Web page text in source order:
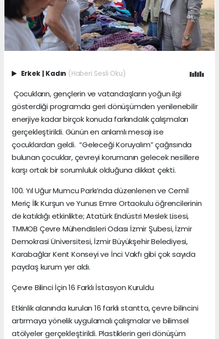
Erkek | Kadın (Haberi Sesli Oku)
Çocukların, gençlerin ve vatandaşların yoğun ilgi
gösterdiği programda geri dönüşümden yenilenebilir
enerjiye kadar birçok konuda farkındalık çalışmaları
gerçekleştirildi. Günün en anlamlı mesajı ise
çocuklardan geldi. “Geleceği Koruyalım” çağrısında
bulunan çocuklar, çevreyi korumanın gelecek nesillere
karşı ortak bir sorumluluk olduğuna dikkat çekti.
100. Yıl Uğur Mumcu Parkı’nda düzenlenen ve Cemil
Meriç İlk Kurşun ve Yunus Emre Ortaokulu öğrencilerinin
de katıldığı etkinlikte; Atatürk Endüstri Meslek Lisesi,
TMMOB Çevre Mühendisleri Odası İzmir Şubesi, İzmir
Demokrasi Üniversitesi, İzmir Büyükşehir Belediyesi,
Karabağlar Kent Konseyi ve İnci Vakfı gibi çok sayıda
paydaş kurum yer aldı.
Çevre Bilinci İçin 16 Farklı İstasyon Kuruldu
Etkinlik alanında kurulan 16 farklı stantta, çevre bilincini
artırmaya yönelik uygulamalı çalışmalar ve bilimsel
atölyeler gerçekleştirildi. Plastiklerin geri dönüşüm